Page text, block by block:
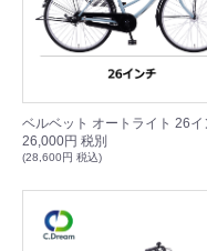
ベルベット オートライト 26イ
26,000円 税別
(28,600円 税込)